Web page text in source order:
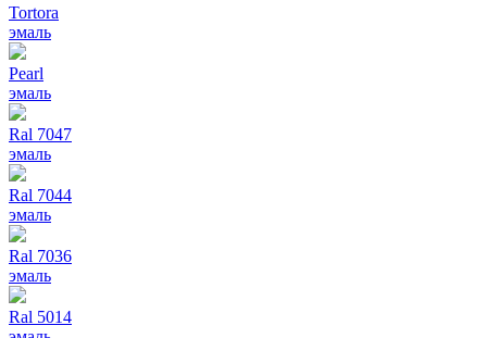
Tortora
эмаль
Pearl
эмаль
Ral 7047
эмаль
Ral 7044
эмаль
Ral 7036
эмаль
Ral 5014